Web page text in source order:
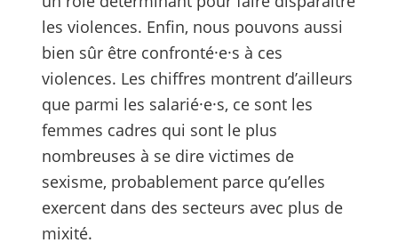
les violences. Enfin, nous pouvons aussi
bien sûr être confronté·e·s à ces
violences. Les chiffres montrent d’ailleurs
que parmi les salarié·e·s, ce sont les
femmes cadres qui sont le plus
nombreuses à se dire victimes de
sexisme, probablement parce qu’elles
exercent dans des secteurs avec plus de
mixité.